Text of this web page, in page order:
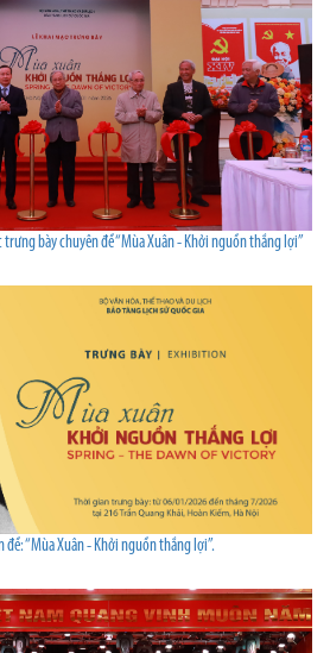
trưng bày chuyên đề “Mùa Xuân - Khởi nguồn thắng lợi”
đề: “Mùa Xuân - Khởi nguồn thắng lợi”.